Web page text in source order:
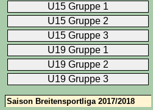
U15 Gruppe 1
U15 Gruppe 2
U15 Gruppe 3
U19 Gruppe 1
U19 Gruppe 2
U19 Gruppe 3
Saison Breitensportliga 2017/2018